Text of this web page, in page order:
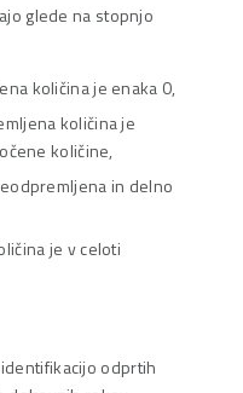
glede na stopnjo
količina je enaka 0,
količina je
količine,
in delno
je v celoti
odprtih